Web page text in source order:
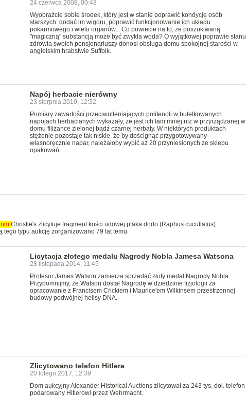
24 czerwca 2008, 00:48
Wyobraźcie sobie środek, który jest w stanie poprawić kondycję osób
starszych: dodać im wigoru, poprawić funkcjonowanie ich układu
pokarmowego i wielu organów... Co powiecie na to, że poszukiwaną
"magiczną" substancją może być zwykła woda? O wyjątkowej poprawie stanu
zdrowia swoich pensjonariuszy donosi obsługa domu spokojnej starości w
angielskim hrabstwie Suffolk.
Napój herbacie nierówny
23 sierpnia 2010, 12:32
Pomiary zawartości przeciwutleniających polifenoli w butelkowanych
napojach herbacianych wykazały, że jest ich tam mniej niż w przyrządzanej w
domu filiżance zielonej bądź czarnej herbaty. W niektórych produktach
stężenie pozostaje tak niskie, że by doścignąć przygotowywany
własnoręcznie napar, należałoby wypić aż 20 przyniesionych ze sklepu
opakowań.
Christie's zlicytuje fragment kości udowej ptaka dodo (Raphus cucullatus).
typu aukcję zorganizowano 79 lat temu.
Licytacja złotego medalu Nagrody Nobla Jamesa Watsona
28 listopada 2014, 11:45
Profesor James Watson zamierza sprzedać złoty medal Nagrody Nobla.
Przypomnijmy, że Watson dostał Nagrodę w dziedzinie fizjologii za
opracowanie z Francisem Crickiem i Maurice'em Wilkinsem przestrzennej
budowy podwójnej helisy DNA.
Zlicytowano telefon Hitlera
20 lutego 2017, 12:39
Dom aukcyjny Alexander Historical Auctions zlicytował za 243 tys. dol. telefon
podarowany Hitlerowi przez Wehrmacht.